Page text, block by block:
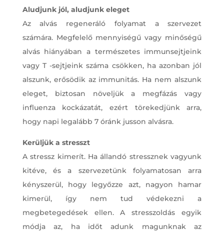
Aludjunk jól, aludjunk eleget
Az alvás regeneráló folyamat a szervezet
számára. Megfelelő mennyiségű vagy minőségű
alvás hiányában a természetes immunsejtjeink
vagy T -sejtjeink száma csökken, ha azonban jól
alszunk, erősödik az immunitás. Ha nem alszunk
eleget, biztosan növeljük a megfázás vagy
influenza kockázatát, ezért törekedjünk arra,
hogy napi legalább 7 óránk jusson alvásra.
Kerüljük a stresszt
A stressz kimerít. Ha állandó stressznek vagyunk
kitéve, és a szervezetünk folyamatosan arra
kényszerül, hogy legyőzze azt, nagyon hamar
kimerül, így nem tud védekezni a
megbetegedések ellen. A stresszoldás egyik
módja az, ha időt adunk magunknak az